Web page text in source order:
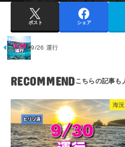
ポスト シェア
9/26 運行
RECOMMEND
海況